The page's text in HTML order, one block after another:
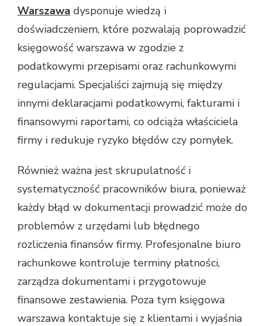
Warszawa dysponuje wiedzą i
doświadczeniem, które pozwalają poprowadzić
księgowość warszawa w zgodzie z
podatkowymi przepisami oraz rachunkowymi
regulacjami. Specjaliści zajmują się między
innymi deklaracjami podatkowymi, fakturami i
finansowymi raportami, co odciąża właściciela
firmy i redukuje ryzyko błędów czy pomyłek.
Również ważna jest skrupulatność i
systematyczność pracowników biura, ponieważ
każdy błąd w dokumentacji prowadzić może do
problemów z urzędami lub błędnego
rozliczenia finansów firmy. Profesjonalne biuro
rachunkowe kontroluje terminy płatności,
zarządza dokumentami i przygotowuje
finansowe zestawienia. Poza tym księgowa
warszawa kontaktuje się z klientami i wyjaśnia